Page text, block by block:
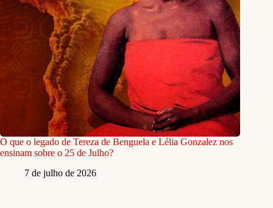
O que o legado de Tereza de Benguela e Lélia Gonzalez nos
ensinam sobre o 25 de Julho?
7 de julho de 2026